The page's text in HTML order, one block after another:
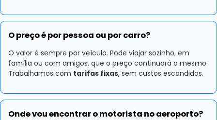
O preço é por pessoa ou por carro?
O valor é sempre por veículo. Pode viajar sozinho, em
família ou com amigos, que o preço continuará o mesmo.
Trabalhamos com tarifas fixas, sem custos escondidos.
Onde vou encontrar o motorista no aeroporto?